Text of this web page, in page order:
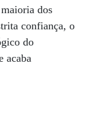
dos
confiança, o
do
acaba